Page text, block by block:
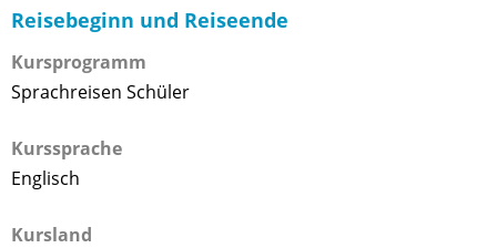
Reisebeginn und Reiseende
Kursprogramm
Sprachreisen Schüler
Kurssprache
Englisch
Kursland